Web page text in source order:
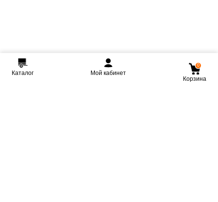
Каталог Мой кабинет
0
Корзина